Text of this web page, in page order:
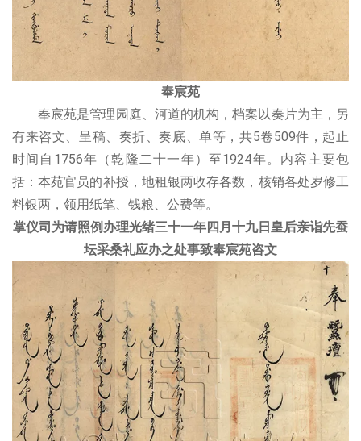
奉宸苑
奉宸苑是管理园庭、河道的机构，档案以奏片为主，另
有来咨文、呈稿、奏折、奏底、单等，共5卷509件，起止
时间自1756年（乾隆二十一年）至1924年。内容主要包
括：本苑官员的补授，地租银两收存各数，核销各处岁修工
料银两，领用纸笔、钱粮、公费等。
掌仪司为请照例办理光绪三十一年四月十九日皇后亲诣先蚕
坛采桑礼应办之处事致奉宸苑咨文